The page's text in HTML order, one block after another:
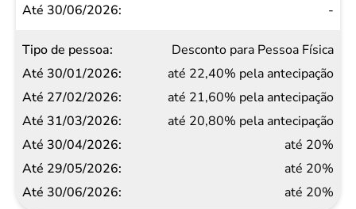
27/02/2026
31/03/2026
Até
30/04/2026
Até
29/05/2026
Até
30/06/2026
-
Desconto para Pessoa Física
até 22,40% pela antecipação
até 21,60% pela antecipação
até 20,80% pela antecipação
até 20%
até 20%
até 20%